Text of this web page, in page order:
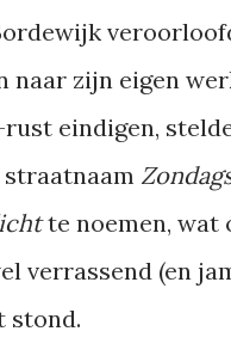
naar zijn eigen
eindigen,
straatnaam
te noemen, wat
verrassend (en
stond.